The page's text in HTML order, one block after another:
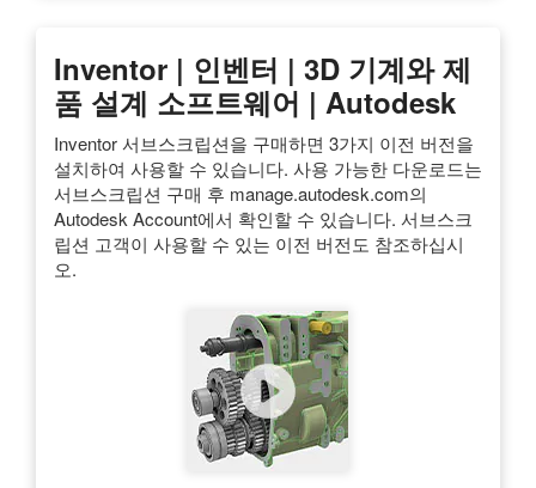
Inventor | 인벤터 | 3D 기계와 제
품 설계 소프트웨어 | Autodesk
Inventor 서브스크립션을 구매하면 3가지 이전 버전을
설치하여 사용할 수 있습니다. 사용 가능한 다운로드는
서브스크립션 구매 후 manage.autodesk.com의
Autodesk Account에서 확인할 수 있습니다. 서브스크
립션 고객이 사용할 수 있는 이전 버전도 참조하십시
오.